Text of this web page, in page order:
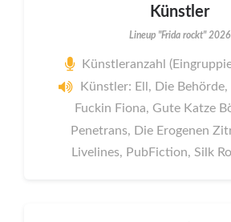
Künstler
Lineup "Frida rockt" 2026
Künstleranzahl
Künstler: Ell, Die Behörde,
Fuckin Fiona, Gute Katze
Penetrans, Die Erogenen
Livelines, PubFiction, Silk